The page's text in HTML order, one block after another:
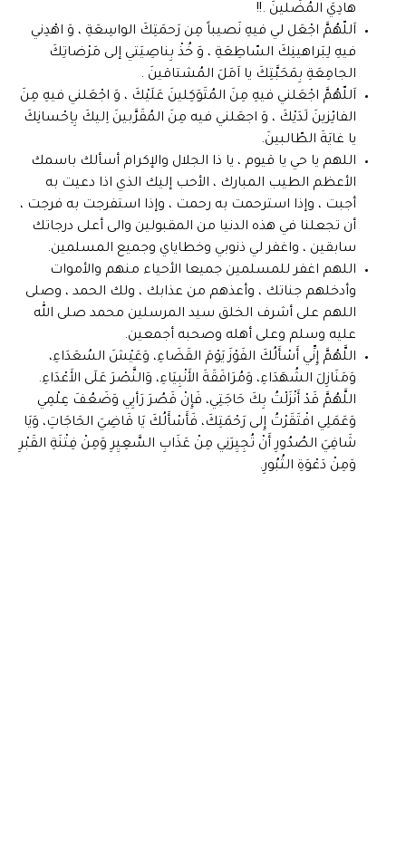
هادِيَ المُضِّلينَ .!!
اَللّهُمَّ اجْعَل لي فيهِ نَصيباً مِن رَحمَتِكَ الواسِعَةِ ، وَ اهْدِني
فيهِ لِبَراهينِكَ السّاطِعَةِ ، وَ خُذْ بِناصِيَتي إلى مَرْضاتِكَ
الجامِعَةِ بِمَحَبَّتِكَ يا اَمَلَ المُشتاقينَ .
اَللّهُمَّ اجْعَلني فيهِ مِنَ المُتَوَكِلينَ عَلَيْكَ ، وَ اجْعَلني فيهِ مِنَ
الفائِزينَ لَدَيْكَ ، وَ اجعَلني فيه مِنَ المُقَرَّبينَ اِليكَ بِاِحْسانِكَ
يا غايَةَ الطّالبينَ.
اللهم يا حي يا قيوم ، يا ذا الجلال والإكرام أسألك باسمك
الأعظم الطيب المبارك ، الأحب إليك الذي اذا دعيت به
أجبت ، وإذا استرحمت به رحمت ، وإذا استفرجت به فرجت ،
أن تجعلنا في هذه الدنيا من المقبولين والى أعلى درجاتك
سابقين ، واغفر لي ذنوبي وخطاياي وجميع المسلمين.
اللهم اغفر للمسلمين جميعا الأحياء منهم والأموات
وأدخلهم جناتك ، وأعذهم من عذابك ، ولك الحمد ، وصلى
اللهم على أشرف الخلق سيد المرسلين محمد صلى الله
عليه وسلم وعلى أهله وصحبه أجمعين.
اللَّهُمَّ إِنِّي أَسْأَلُكَ الفَوْزَ يَوْمَ القَضَاءِ، وَعَيْشَ السُعَدَاءِ،
وَمَنَازِلَ الشُهَدَاءِ، وَمُرَافَقَةَ الأَنْبِيَاءِ، وَالنَّصْرَ عَلَى الأَعْدَاءِ.
اللَّهُمَّ قَدْ أَنْزَلْتُ بِكَ حَاجَتِي، فَإِنْ قَصُرَ رَأيِي وَضَعُفَ عِلْمِي
وَعَمَلِي افْتَقَرْتُ إِلى رَحْمَتِكَ، فَأَسْأَلُكَ يَا قَاضِيَ الحَاجَاتِ، وَيَا
شَافِيَ الصُدُورِ أَنْ تُجِيِرَنِي مِنْ عَذَابِ السَّعِيِرِ وَمِنْ فِتْنَةِ القَبْرِ
وَمِنْ دَعْوَةِ الثُبُورِ.